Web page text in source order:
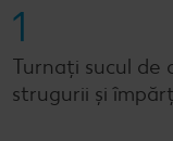
1
Turnaţi sucul de
strugurii şi